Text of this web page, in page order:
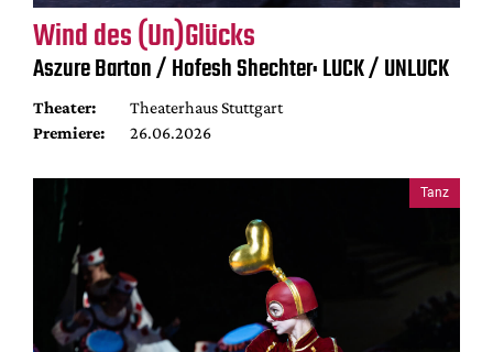
Wind des (Un)Glücks
Aszure Barton / Hofesh Shechter: LUCK / UNLUCK
Theater:
Theaterhaus Stuttgart
Premiere:
26.06.2026
Tanz